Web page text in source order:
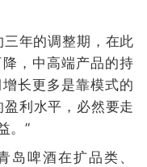
年的调整期，在此
，中高端产品的持
长更多是靠模式的
利水平，必然要走
。”
岛啤酒在扩品类、